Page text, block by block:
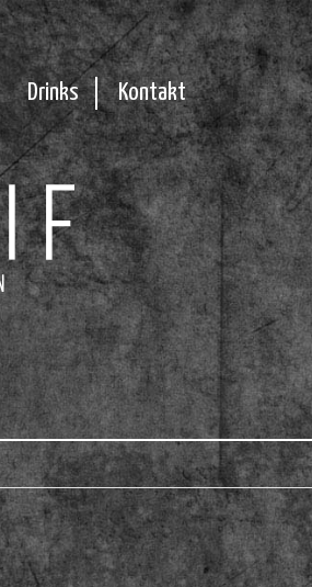
Drinks Kontakt